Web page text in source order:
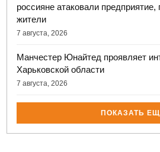
россияне атаковали
жители
7 августа, 2026
Манчестер Юнайтед проявляет
Харьковской области
7 августа, 2026
ПОКАЗАТЬ